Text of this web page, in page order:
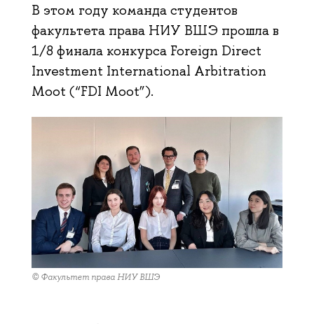
В этом году команда студентов
факультета права НИУ ВШЭ прошла в
1/8 финала конкурса Foreign Direct
Investment International Arbitration
Moot (“FDI Moot”).
© Факультет права НИУ ВШЭ